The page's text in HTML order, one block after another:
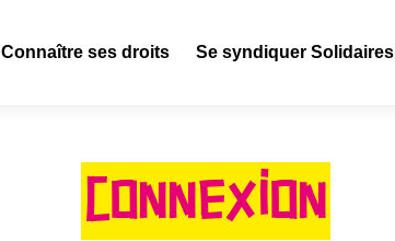
Connaître ses droits Se syndiquer Solidaires
CONNEXION